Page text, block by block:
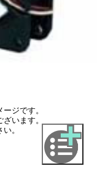
ジです。
います。
。